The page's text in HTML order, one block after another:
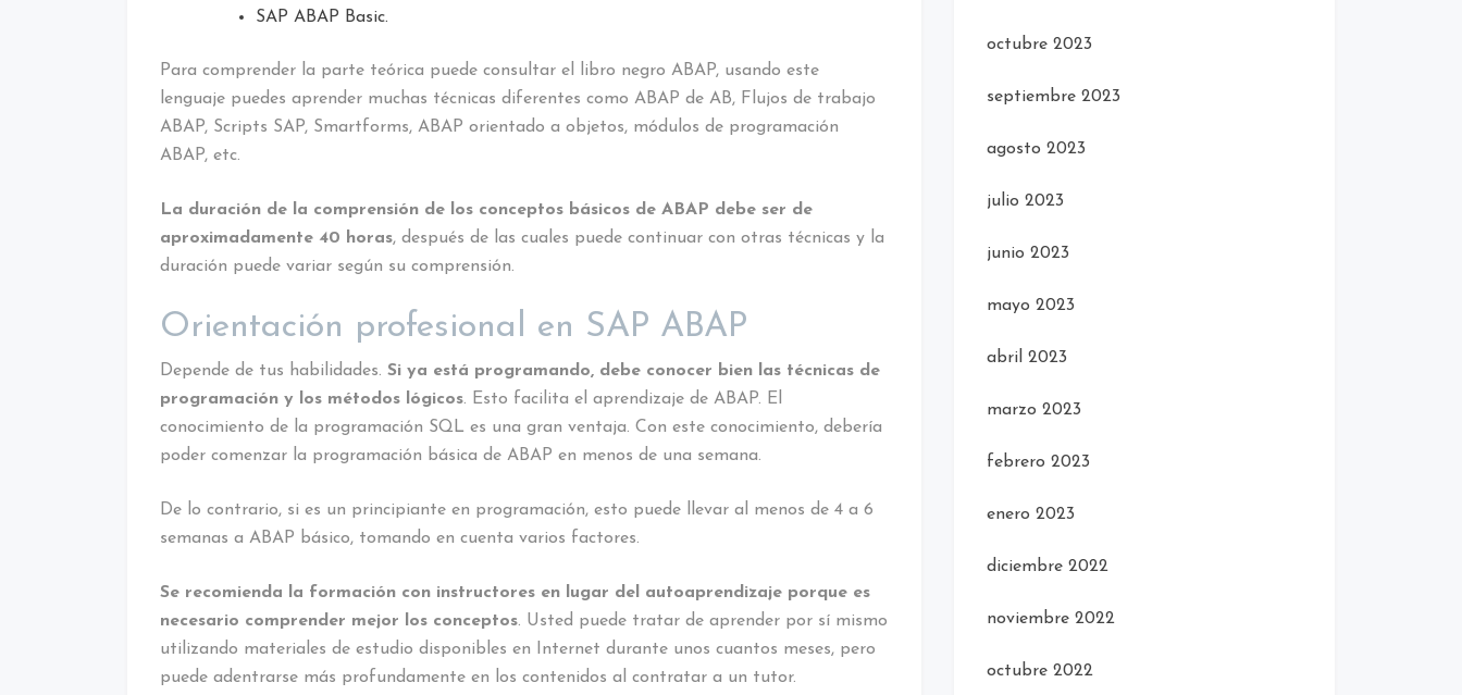
SAP ABAP Basic.
Para comprender la parte teórica puede consultar el libro negro ABAP, usando este
lenguaje puedes aprender muchas técnicas diferentes como ABAP de AB, Flujos de trabajo
ABAP, Scripts SAP, Smartforms, ABAP orientado a objetos, módulos de programación
ABAP, etc.
La duración de la comprensión de los conceptos básicos de ABAP debe ser de
aproximadamente 40 horas, después de las cuales puede continuar con otras técnicas y la
duración puede variar según su comprensión.
Orientación profesional en SAP ABAP
Depende de tus habilidades. Si ya está programando, debe conocer bien las técnicas de
programación y los métodos lógicos. Esto facilita el aprendizaje de ABAP. El
conocimiento de la programación SQL es una gran ventaja. Con este conocimiento, debería
poder comenzar la programación básica de ABAP en menos de una semana.
De lo contrario, si es un principiante en programación, esto puede llevar al menos de 4 a 6
semanas a ABAP básico, tomando en cuenta varios factores.
Se recomienda la formación con instructores en lugar del autoaprendizaje porque es
necesario comprender mejor los conceptos. Usted puede tratar de aprender por sí mismo
utilizando materiales de estudio disponibles en Internet durante unos cuantos meses, pero
puede adentrarse más profundamente en los contenidos al contratar a un tutor.
octubre 2023
septiembre 2023
agosto 2023
julio 2023
junio 2023
mayo 2023
abril 2023
marzo 2023
febrero 2023
enero 2023
diciembre 2022
noviembre 2022
octubre 2022